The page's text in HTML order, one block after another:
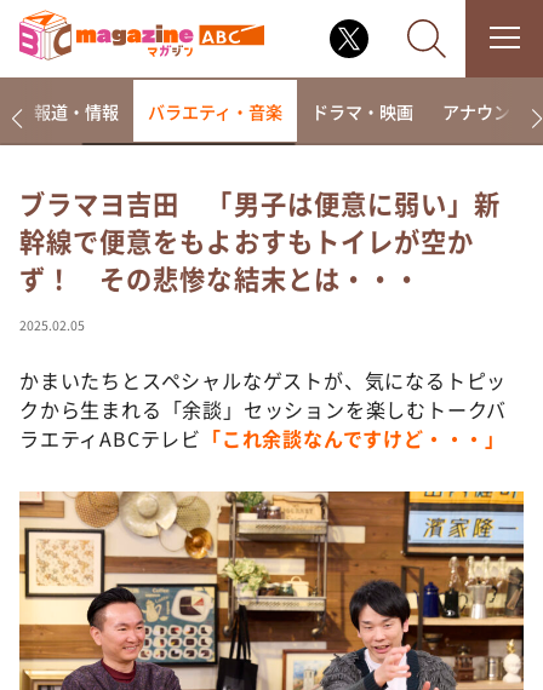
なるみ・岡村の過ぎるTV
相席食堂
これ余談なんですけど・・・
て真剣です
探偵！ナイトスクープ
news おかえり
河合＆A.B.C-Z塚田×福井アナ「なんでやねん！？」
（news おかえり）
DAIGOも台所 ～きょうの献立 何にする？～
本日はダイアンなり！シーズン２
朝だ！生です旅サラダ
教えて！ニュースライブ 正義のミカタ
報道・情報 バラエティ・音楽 ドラマ・映画 アナウンサー
ブラマヨ吉田 「男子は便意に弱い」新
幹線で便意をもよおすもトイレが空か
ず！ その悲惨な結末とは・・・
2025.02.05
かまいたちとスペシャルなゲストが、気になるトピッ
クから生まれる「余談」セッションを楽しむトークバ
ラエティABCテレビ 「これ余談なんですけど・・・」